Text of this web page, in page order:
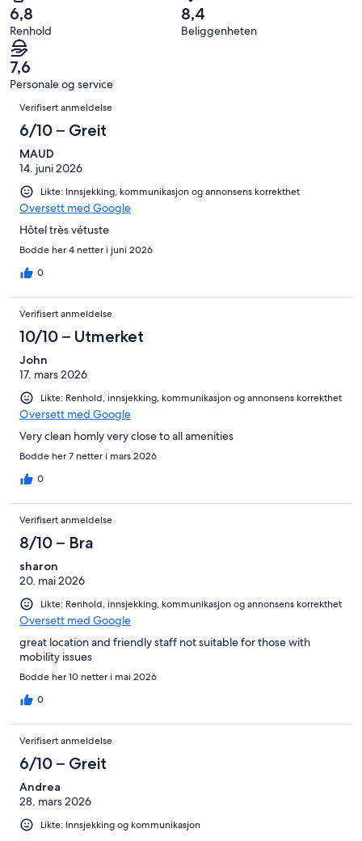
369
anmeldelser.
totalt
369
anmeldelser.
45
av
totalt
369
anmeldelser.
−
Forferdelig.
31
av
totalt
369
anmeldelser.
6,8
Renhold
8,4
Beliggenheten
7,6
Personale og service
Anmeldelser
Verifisert anmeldelse
6/10 – Greit
MAUD
14. juni 2026
Likte: Innsjekking, kommunikasjon og annonsens korrekthet
Oversett med Google
Hôtel très vétuste
Bodde her 4 netter i juni 2026
0
Verifisert anmeldelse
10/10 – Utmerket
John
17. mars 2026
Likte: Renhold, innsjekking, kommunikasjon og annonsens korrekthet
Oversett med Google
Very clean homly very close to all amenities
Bodde her 7 netter i mars 2026
0
Verifisert anmeldelse
8/10 – Bra
sharon
20. mai 2026
Likte: Renhold, innsjekking, kommunikasjon og annonsens korrekthet
Oversett med Google
great location and friendly staff not suitable for those with
mobility issues
Bodde her 10 netter i mai 2026
0
Verifisert anmeldelse
6/10 – Greit
Andrea
28. mars 2026
Likte: Innsjekking og kommunikasjon